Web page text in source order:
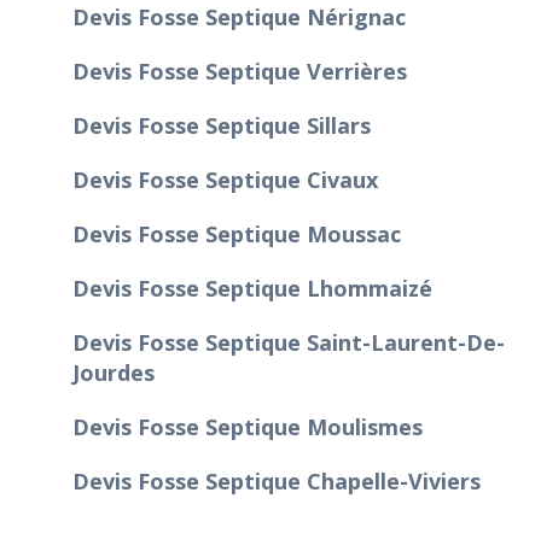
Devis Fosse Septique Nérignac
Devis Fosse Septique Verrières
Devis Fosse Septique Sillars
Devis Fosse Septique Civaux
Devis Fosse Septique Moussac
Devis Fosse Septique Lhommaizé
Devis Fosse Septique Saint-Laurent-De-
Jourdes
Devis Fosse Septique Moulismes
Devis Fosse Septique Chapelle-Viviers